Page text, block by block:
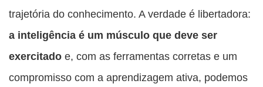
trajetória do conhecimento. A verdade é libertadora:
a inteligência é um músculo que deve ser
exercitado e, com as ferramentas corretas e um
compromisso com a aprendizagem ativa, podemos